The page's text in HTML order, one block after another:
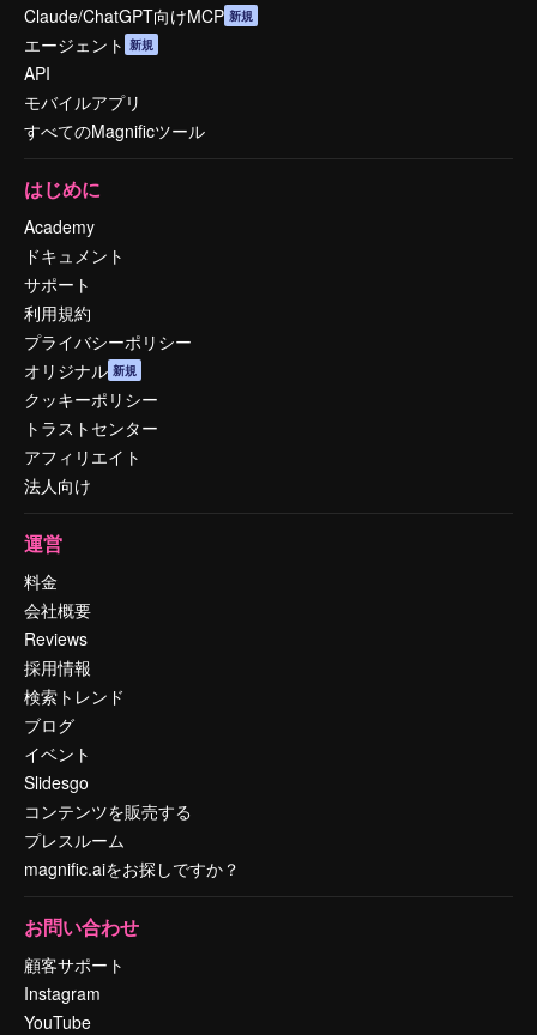
Claude/ChatGPT向けMCP 新規
エージェント 新規
API
モバイルアプリ
すべてのMagnificツール
はじめに
Academy
ドキュメント
サポート
利用規約
プライバシーポリシー
オリジナル 新規
クッキーポリシー
トラストセンター
アフィリエイト
法人向け
運営
料金
会社概要
Reviews
採用情報
検索トレンド
ブログ
イベント
Slidesgo
コンテンツを販売する
プレスルーム
magnific.aiをお探しですか？
お問い合わせ
顧客サポート
Instagram
YouTube